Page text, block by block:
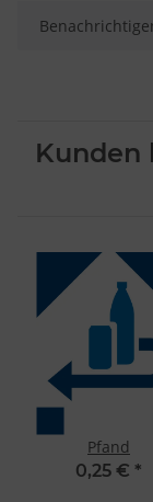
Kunden
Pfand
0,25 € *